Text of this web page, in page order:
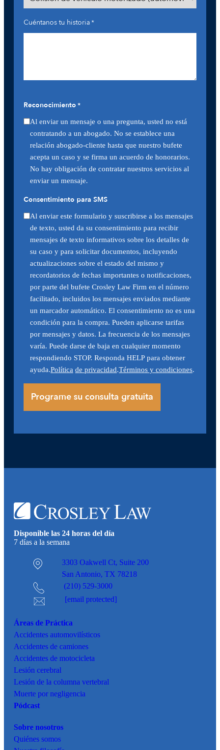
Cuéntanos tu historia*
Reconocimiento *
Al enviar un mensaje o una pregunta, usted no está
contratando a un abogado. No se establece una
relación abogado-cliente hasta que nuestro bufete
acepta un caso y se firma un acuerdo de honorarios.
No hay obligación de contratar nuestros servicios al
enviar un mensaje.
Consentimiento para SMS
Al enviar este formulario y suscribirse a los mensajes
de texto, usted da su consentimiento para recibir
mensajes de texto informativos sobre los detalles de
su caso y para solicitar documentos, incluyendo
actualizaciones sobre el estado del mismo y
recordatorios de fechas importantes o notificaciones,
por parte del bufete Crosley Law Firm en el número
facilitado, incluidos los mensajes enviados mediante
un marcador automático. El consentimiento no es una
condición para la compra. Pueden aplicarse tarifas
por mensajes y datos. La frecuencia de los mensajes
varía. Puede darse de baja en cualquier momento
respondiendo STOP. Responda HELP para obtener
ayuda.Política de privacidad.Términos y condiciones.
Disponible las 24 horas del día
7 días a la semana
3303 Oakwell Ct, Suite 200
San Antonio, TX 78218
(210) 529-3000
[email protected]
Áreas de Práctica
Accidentes automovilísticos
Accidentes de camiones
Accidentes de motocicleta
Lesión cerebral
Lesión de la columna vertebral
Muerte por negligencia
Pódcast
Sobre nosotros
Quiénes somos